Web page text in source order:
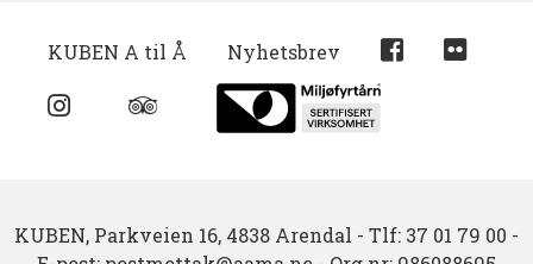
KUBEN A til Å Nyhetsbrev
KUBEN, Parkveien 16, 4838 Arendal - Tlf: 37 01 79 00 -